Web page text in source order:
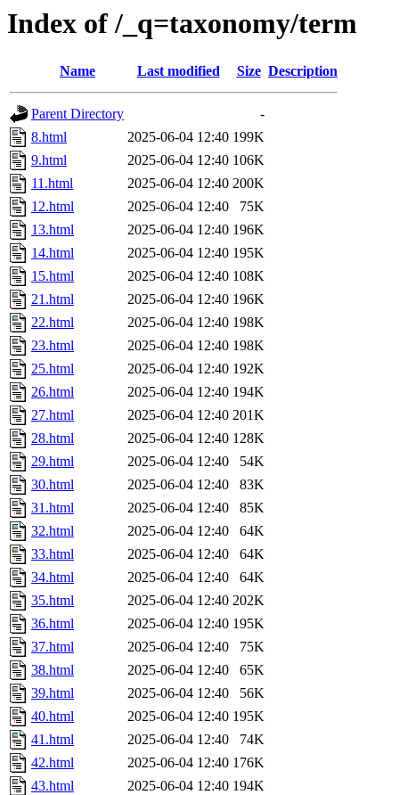
Index of /_q=taxonomy/term
Name Last modified Size Description
Parent Directory
-
8.html
2025-06-04 12:40 199K
9.html
2025-06-04 12:40 106K
11.html
2025-06-04 12:40 200K
12.html
2025-06-04 12:40
75K
13.html
2025-06-04 12:40 196K
14.html
2025-06-04 12:40 195K
15.html
2025-06-04 12:40 108K
21.html
2025-06-04 12:40 196K
22.html
2025-06-04 12:40 198K
23.html
2025-06-04 12:40 198K
25.html
2025-06-04 12:40 192K
26.html
2025-06-04 12:40 194K
27.html
2025-06-04 12:40 201K
28.html
2025-06-04 12:40 128K
29.html
2025-06-04 12:40
54K
30.html
2025-06-04 12:40
83K
31.html
2025-06-04 12:40
85K
32.html
2025-06-04 12:40
64K
33.html
2025-06-04 12:40
64K
34.html
2025-06-04 12:40
64K
35.html
2025-06-04 12:40 202K
36.html
2025-06-04 12:40 195K
37.html
2025-06-04 12:40
75K
38.html
2025-06-04 12:40
65K
39.html
2025-06-04 12:40
56K
40.html
2025-06-04 12:40 195K
41.html
2025-06-04 12:40
74K
42.html
2025-06-04 12:40 176K
43.html
2025-06-04 12:40 194K